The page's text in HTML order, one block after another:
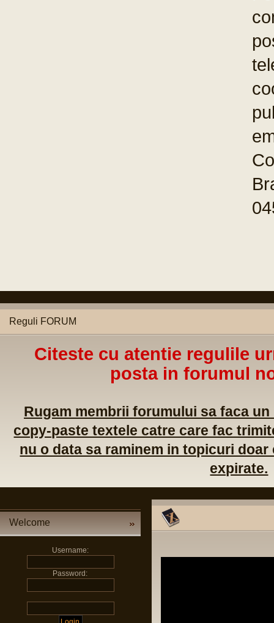
Reguli FORUM
Citeste cu atentie regulile
posta in forumul
Rugam membrii forumului sa faca
copy-paste textele catre care fac
nu o data sa raminem in topicuri
expirate.
Welcome
Username:
Password: